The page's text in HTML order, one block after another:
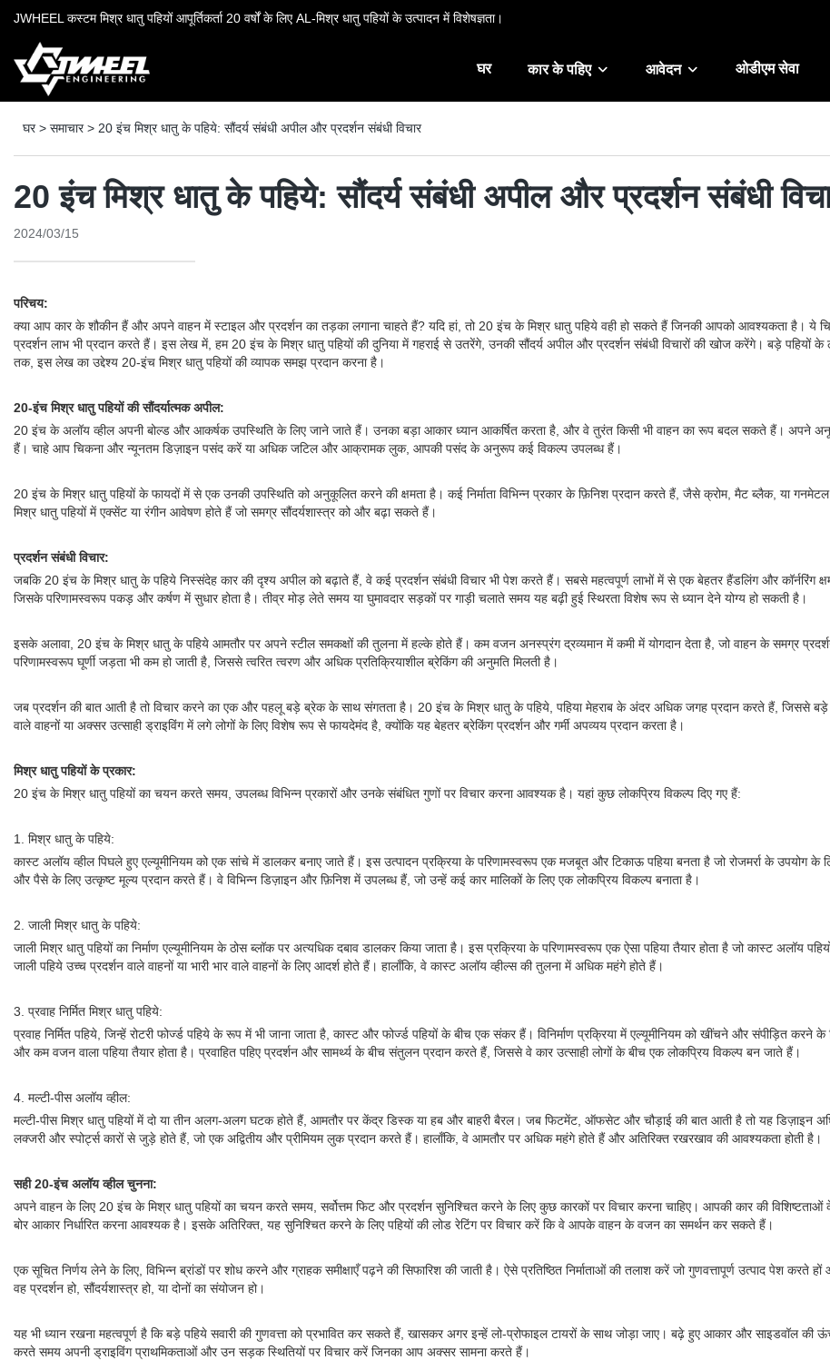
JWHEEL कस्टम मिश्र धातु पहियों आपूर्तिकर्ता 20 वर्षों के लिए AL-मिश्र धातु पहियों के उत्पादन में विशेषज्ञता।
घर कार के पहिए आवेदन ओडीएम सेवा
घर> समाचार> 20 इंच मिश्र धातु के पहिये: सौंदर्य संबंधी अपील और प्रदर्शन संबंधी विचार
20 इंच मिश्र धातु के पहिये: सौंदर्य संबंधी अपील और प्रदर्शन संबंधी
2024/03/15
परिचय:
क्या आप कार के शौकीन हैं और अपने वाहन में स्टाइल और प्रदर्शन का तड़का लगाना चाहते हैं? यदि हां, तो 20 इंच के मिश्र धातु पहिये वही हो सकते हैं जिनकी आपको आवश्यकता है। ये
प्रदर्शन लाभ भी प्रदान करते हैं। इस लेख में, हम 20 इंच के मिश्र धातु पहियों की दुनिया में गहराई से उतरेंगे, उनकी सौंदर्य अपील और प्रदर्शन संबंधी विचारों की खोज करेंगे। बड़े पहियों
तक, इस लेख का उद्देश्य 20-इंच मिश्र धातु पहियों की व्यापक समझ प्रदान करना है।
20-इंच मिश्र धातु पहियों की सौंदर्यात्मक अपील:
20 इंच के अलॉय व्हील अपनी बोल्ड और आकर्षक उपस्थिति के लिए जाने जाते हैं। उनका बड़ा आकार ध्यान आकर्षित करता है, और वे तुरंत किसी भी वाहन का रूप बदल सकते हैं। अपने
हैं। चाहे आप चिकना और न्यूनतम डिज़ाइन पसंद करें या अधिक जटिल और आक्रामक लुक, आपकी पसंद के अनुरूप कई विकल्प उपलब्ध हैं।
20 इंच के मिश्र धातु पहियों के फायदों में से एक उनकी उपस्थिति को अनुकूलित करने की क्षमता है। कई निर्माता विभिन्न प्रकार के फ़िनिश प्रदान करते हैं, जैसे क्रोम, मैट ब्लैक,
मिश्र धातु पहियों में एक्सेंट या रंगीन आवेषण होते हैं जो समग्र सौंदर्यशास्त्र को और बढ़ा सकते हैं।
प्रदर्शन संबंधी विचार:
जबकि 20 इंच के मिश्र धातु के पहिये निस्संदेह कार की दृश्य अपील को बढ़ाते हैं, वे कई प्रदर्शन संबंधी विचार भी पेश करते हैं। सबसे महत्वपूर्ण लाभों में से एक बेहतर हैंडलिंग और कॉर्नरिंग
जिसके परिणामस्वरूप पकड़ और कर्षण में सुधार होता है। तीव्र मोड़ लेते समय या घुमावदार सड़कों पर गाड़ी चलाते समय यह बढ़ी हुई स्थिरता विशेष रूप से ध्यान देने योग्य हो सकती है।
इसके अलावा, 20 इंच के मिश्र धातु के पहिये आमतौर पर अपने स्टील समकक्षों की तुलना में हल्के होते हैं। कम वजन अनस्प्रंग द्रव्यमान में कमी में योगदान देता है, जो वाहन के समग्र
परिणामस्वरूप घूर्णी जड़ता भी कम हो जाती है, जिससे त्वरित त्वरण और अधिक प्रतिक्रियाशील ब्रेकिंग की अनुमति मिलती है।
जब प्रदर्शन की बात आती है तो विचार करने का एक और पहलू बड़े ब्रेक के साथ संगतता है। 20 इंच के मिश्र धातु के पहिये, पहिया मेहराब के अंदर अधिक जगह प्रदान करते हैं, जिससे बड़े
वाले वाहनों या अक्सर उत्साही ड्राइविंग में लगे लोगों के लिए विशेष रूप से फायदेमंद है, क्योंकि यह बेहतर ब्रेकिंग प्रदर्शन और गर्मी अपव्यय प्रदान करता है।
मिश्र धातु पहियों के प्रकार:
20 इंच के मिश्र धातु पहियों का चयन करते समय, उपलब्ध विभिन्न प्रकारों और उनके संबंधित गुणों पर विचार करना आवश्यक है। यहां कुछ लोकप्रिय विकल्प दिए गए हैं:
1. मिश्र धातु के पहिये:
कास्ट अलॉय व्हील पिघले हुए एल्यूमीनियम को एक सांचे में डालकर बनाए जाते हैं। इस उत्पादन प्रक्रिया के परिणामस्वरूप एक मजबूत और टिकाऊ पहिया बनता है जो रोजमर्रा के उपयोग
और पैसे के लिए उत्कृष्ट मूल्य प्रदान करते हैं। वे विभिन्न डिज़ाइन और फ़िनिश में उपलब्ध हैं, जो उन्हें कई कार मालिकों के लिए एक लोकप्रिय विकल्प बनाता है।
2. जाली मिश्र धातु के पहिये:
जाली मिश्र धातु पहियों का निर्माण एल्यूमीनियम के ठोस ब्लॉक पर अत्यधिक दबाव डालकर किया जाता है। इस प्रक्रिया के परिणामस्वरूप एक ऐसा पहिया तैयार होता है जो कास्ट अलॉय
जाली पहिये उच्च प्रदर्शन वाले वाहनों या भारी भार वाले वाहनों के लिए आदर्श होते हैं। हालाँकि, वे कास्ट अलॉय व्हील्स की तुलना में अधिक महंगे होते हैं।
3. प्रवाह निर्मित मिश्र धातु पहिये:
प्रवाह निर्मित पहिये, जिन्हें रोटरी फोर्ज्ड पहिये के रूप में भी जाना जाता है, कास्ट और फोर्ज्ड पहियों के बीच एक संकर हैं। विनिर्माण प्रक्रिया में एल्यूमीनियम को खींचने और संपीड़ित
और कम वजन वाला पहिया तैयार होता है। प्रवाहित पहिए प्रदर्शन और सामर्थ्य के बीच संतुलन प्रदान करते हैं, जिससे वे कार उत्साही लोगों के बीच एक लोकप्रिय विकल्प बन जाते हैं।
4. मल्टी-पीस अलॉय व्हील:
मल्टी-पीस मिश्र धातु पहियों में दो या तीन अलग-अलग घटक होते हैं, आमतौर पर केंद्र डिस्क या हब और बाहरी बैरल। जब फिटमेंट, ऑफसेट और चौड़ाई की बात आती है तो यह
लक्जरी और स्पोर्ट्स कारों से जुड़े होते हैं, जो एक अद्वितीय और प्रीमियम लुक प्रदान करते हैं। हालाँकि, वे आमतौर पर अधिक महंगे होते हैं और अतिरिक्त रखरखाव की आवश्यकता होती है।
सही 20-इंच अलॉय व्हील चुनना:
अपने वाहन के लिए 20 इंच के मिश्र धातु पहियों का चयन करते समय, सर्वोत्तम फिट और प्रदर्शन सुनिश्चित करने के लिए कुछ कारकों पर विचार करना चाहिए। आपकी कार की
बोर आकार निर्धारित करना आवश्यक है। इसके अतिरिक्त, यह सुनिश्चित करने के लिए पहियों की लोड रेटिंग पर विचार करें कि वे आपके वाहन के वजन का समर्थन कर सकते हैं।
एक सूचित निर्णय लेने के लिए, विभिन्न ब्रांडों पर शोध करने और ग्राहक समीक्षाएँ पढ़ने की सिफारिश की जाती है। ऐसे प्रतिष्ठित निर्माताओं की तलाश करें जो गुणवत्तापूर्ण उत्पाद पेश करते
वह प्रदर्शन हो, सौंदर्यशास्त्र हो, या दोनों का संयोजन हो।
यह भी ध्यान रखना महत्वपूर्ण है कि बड़े पहिये सवारी की गुणवत्ता को प्रभावित कर सकते हैं, खासकर अगर इन्हें लो-प्रोफाइल टायरों के साथ जोड़ा जाए। बढ़े हुए आकार और साइडवॉल
करते समय अपनी ड्राइविंग प्राथमिकताओं और उन सड़क स्थितियों पर विचार करें जिनका आप अक्सर सामना करते हैं।